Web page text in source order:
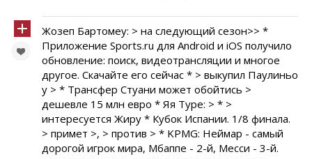
Жозеп Бартомеу: > на следующий сезон>> *
Приложение Sports.ru для Android и iOS получило
обновление: поиск, видеотрансляции и многое
другое. Скачайте его сейчас * > выкупил Паулиньо
у > * Трансфер Стуани может обойтись >
дешевле 15 млн евро * Яя Туре: > * >
интересуется Жиру * Кубок Испании. 1/8 финала.
> примет >, > против > * KPMG: Неймар - самый
дорогой игрок мира, Мбаппе - 2-й, Месси - 3-й.